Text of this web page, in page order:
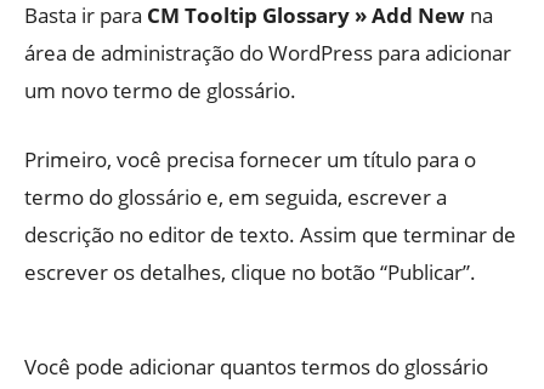
Basta ir para CM Tooltip Glossary » Add New na
área de administração do WordPress para adicionar
um novo termo de glossário.
Primeiro, você precisa fornecer um título para o
termo do glossário e, em seguida, escrever a
descrição no editor de texto. Assim que terminar de
escrever os detalhes, clique no botão “Publicar”.
Você pode adicionar quantos termos do glossário